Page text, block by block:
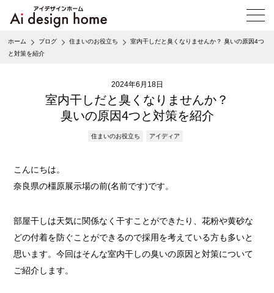
メ
ニ
ー
ホーム ブログ 住まいのお役立ち
室内干しだと臭くなりませんか？ 臭いの原因4つ
と対策を紹介
2024年6月18日
室内干しだと臭くなりませんか？
臭いの原因4つと対策を紹介
住まいのお役立ち アイディア
こんにちは。
奈良県の橿原展示場の前(名前です)です。
部屋干しは天気に関係なく干すことができたり、花粉や黄砂な
どの付着を防ぐことができるので採用を考えている方も多いと
思います。今回はそんな室内干しの臭いの原因と対策について
ご紹介します。